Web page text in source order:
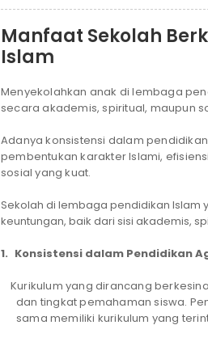
Manfaat Sekolah
Islam
Menyekolahkan anak di lembaga
secara akademis, spiritual, maupun
Adanya konsistensi dalam
pembentukan karakter Islami,
sosial yang kuat.
Sekolah di lembaga pendidikan Islam
keuntungan, baik dari sisi akademis,
1. Konsistensi dalam Pendidikan
Kurikulum yang dirancang
dan tingkat pemahaman siswa.
sama memiliki kurikulum yang